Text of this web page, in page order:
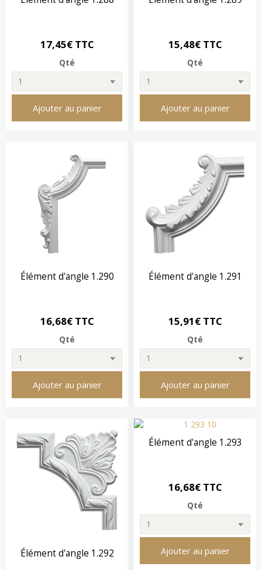
17,45€ TTC
Qté
Ajouter au panier
15,48€ TTC
Qté
Ajouter au panier
Élément d'angle 1.290
16,68€ TTC
Qté
Ajouter au panier
Élément d'angle 1.291
15,91€ TTC
Qté
Ajouter au panier
Élément d'angle 1.292
Élément d'angle 1.293
16,68€ TTC
Qté
Ajouter au panier